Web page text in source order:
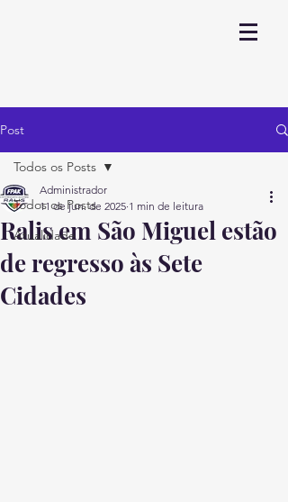
Post
Todos os Posts
Atualidade
Todos os Posts
Ralis em São Miguel estão
de regresso às Sete
Cidades
Administrador
11 de jun. de 2025 1 min de leitura